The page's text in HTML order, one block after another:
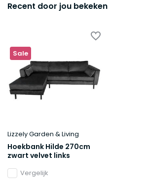
Recent door jou bekeken
Sale
Lizzely Garden & Living
Hoekbank Hilde 270cm
zwart velvet links
Vergelijk